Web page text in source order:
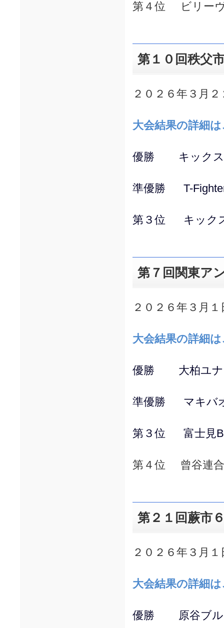
第４位 ビリーヴ
第１０回秩父
２０２６年３月
大会結果の詳細
優勝 キックス
準優勝 T-
第３位 キック
第７回関東ア
２０２６年３月
大会結果の詳細
優勝 大柏ユナ
準優勝 マキバ
第３位 富士見
第４位 曾谷連合
第２１回蕨市
２０２６年３月
大会結果の詳細
優勝 原谷ブル